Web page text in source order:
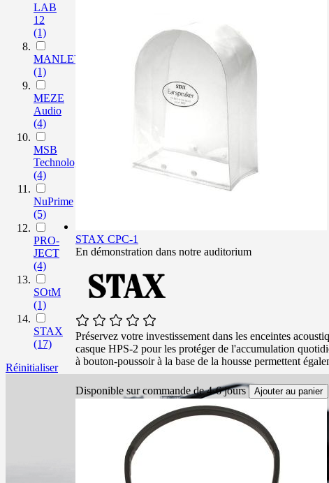
LAB
12
(1)
MANLEY
(1)
MEZE
Audio
(4)
MSB
Technology
(4)
NuPrime
(5)
PRO-
JECT
(4)
SOtM
(1)
STAX
(17)
Réinitialiser
STAX CPC-1
En démonstration dans notre auditorium
Préservez votre investissement dans les enceintes
casque HPS-2 pour les protéger de l'accumulation
à bouton-poussoir à la base de la housse permettent
Disponible sur commande de 4-6 jours Ajouter au panier